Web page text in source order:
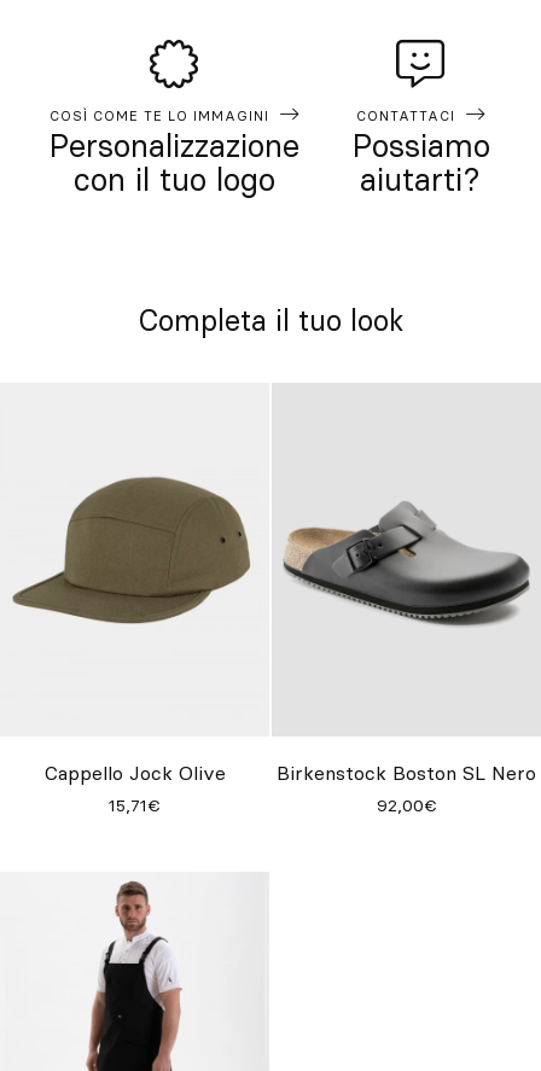
COSÌ COME TE LO IMMAGINI
Personalizzazione
con il tuo logo
CONTATTACI
Possiamo
aiutarti?
Completa il tuo look
Cappello Jock Olive
15,71€
Birkenstock Boston SL Nero
92,00€